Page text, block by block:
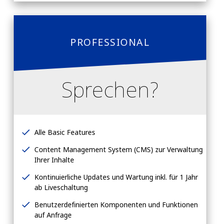
PROFESSIONAL
Sprechen?
Alle Basic Features
Content Management System (CMS) zur Verwaltung
Ihrer Inhalte
Kontinuierliche Updates und Wartung inkl. für 1 Jahr
ab Liveschaltung
Benutzerdefinierten Komponenten und Funktionen
auf Anfrage